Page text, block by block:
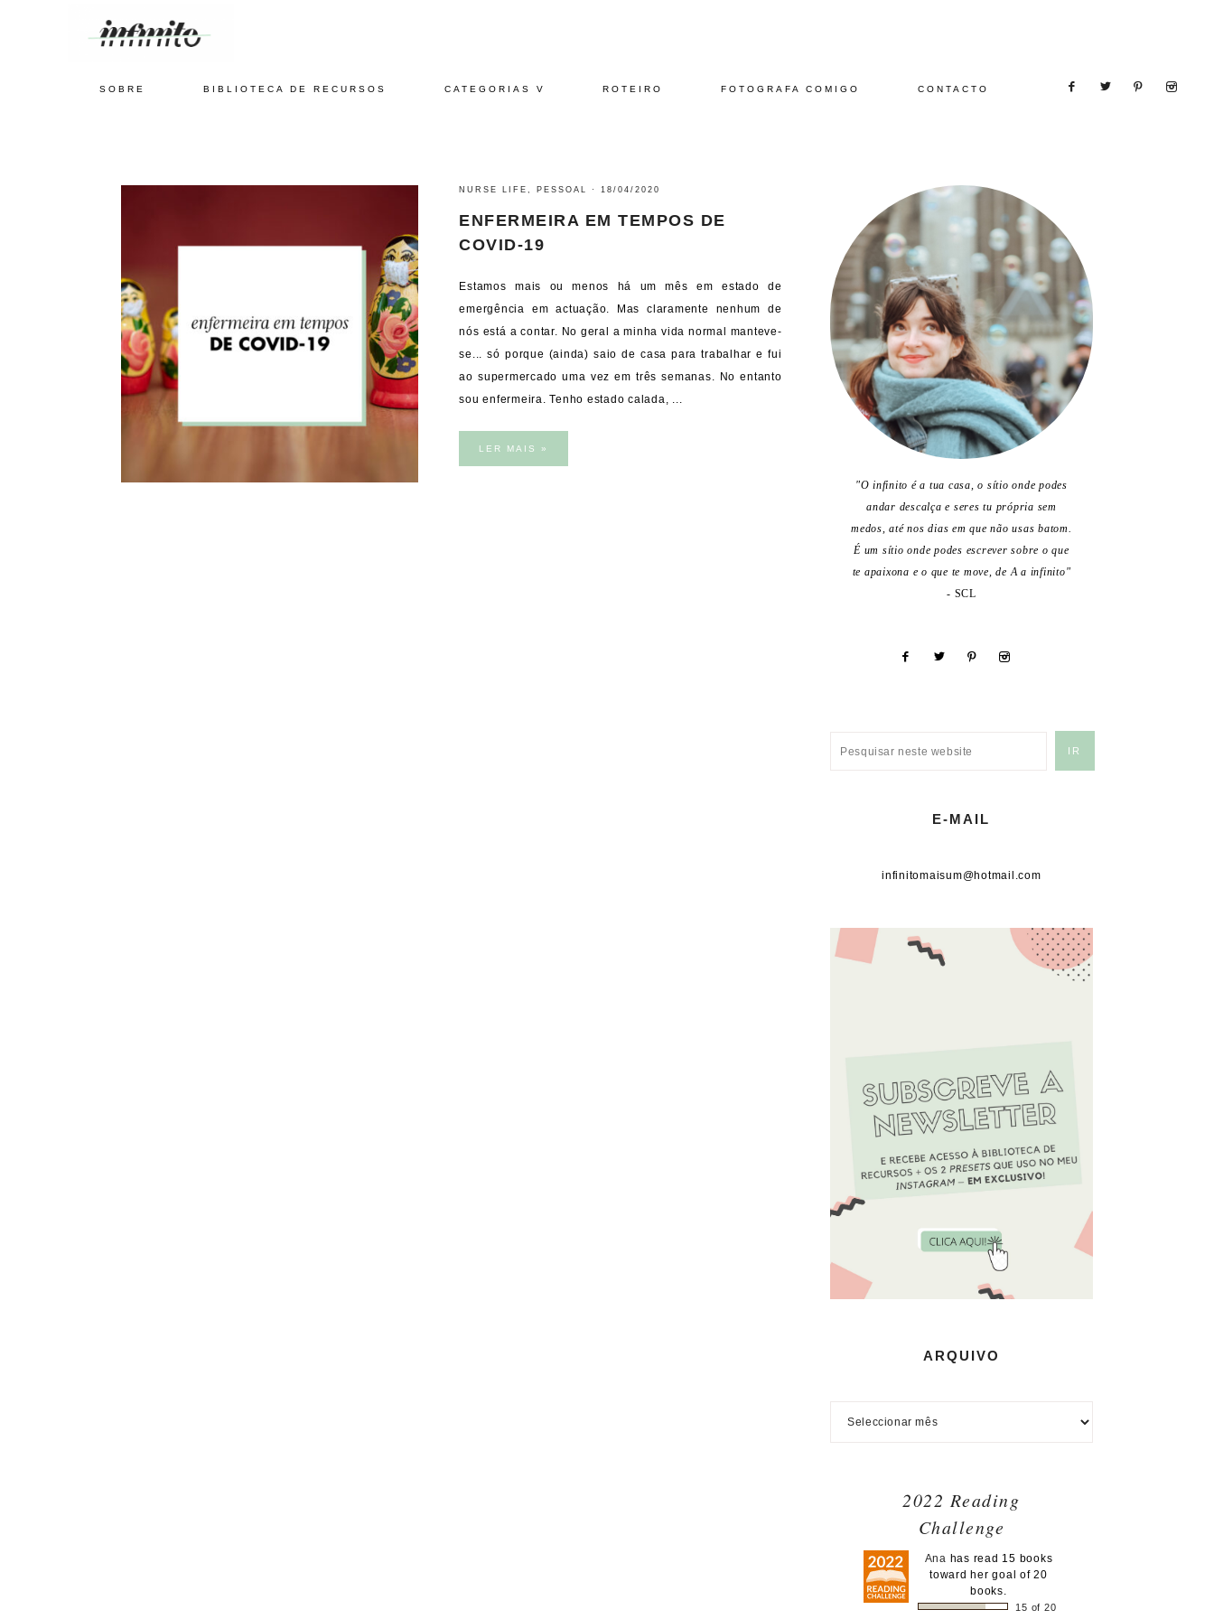
SOBRE BIBLIOTECA DE RECURSOS CATEGORIAS V ROTEIRO FOTOGRAFA COMIGO CONTACTO
NURSE LIFE, PESSOAL ·18/04/2020
ENFERMEIRA EM TEMPOS DE
COVID-19
Estamos mais ou menos há um mês em estado de
emergência em actuação. Mas claramente nenhum de
nós está a contar. No geral a minha vida normal manteve-
se... só porque (ainda) saio de casa para trabalhar e fui
ao supermercado uma vez em três semanas. No entanto
sou enfermeira. Tenho estado calada, ...
LER MAIS »
"O infinito é a tua casa, o sítio onde podes
andar descalça e seres tu própria sem
medos, até nos dias em que não usas batom.
É um sítio onde podes escrever sobre o que
te apaixona e o que te move, de A a infinito"
- SCL
E-MAIL
infinitomaisum@hotmail.com
ARQUIVO
2022 Reading
Challenge
Ana has read 15 books
toward her goal of 20
books.
15 of 20